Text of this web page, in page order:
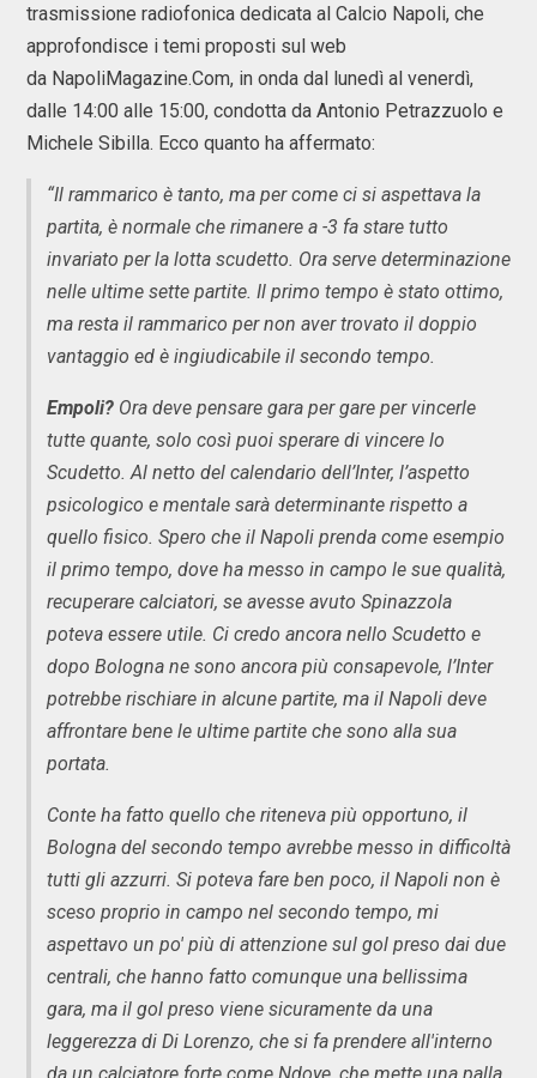
trasmissione radiofonica dedicata al Calcio Napoli, che
approfondisce i temi proposti sul web
da NapoliMagazine.Com, in onda dal lunedì al venerdì,
dalle 14:00 alle 15:00, condotta da Antonio Petrazzuolo e
Michele Sibilla. Ecco quanto ha affermato:
“Il rammarico è tanto, ma per come ci si aspettava la
partita, è normale che rimanere a -3 fa stare tutto
invariato per la lotta scudetto. Ora serve determinazione
nelle ultime sette partite. Il primo tempo è stato ottimo,
ma resta il rammarico per non aver trovato il doppio
vantaggio ed è ingiudicabile il secondo tempo.
Empoli? Ora deve pensare gara per gare per vincerle
tutte quante, solo così puoi sperare di vincere lo
Scudetto. Al netto del calendario dell’Inter, l’aspetto
psicologico e mentale sarà determinante rispetto a
quello fisico. Spero che il Napoli prenda come esempio
il primo tempo, dove ha messo in campo le sue qualità,
recuperare calciatori, se avesse avuto Spinazzola
poteva essere utile. Ci credo ancora nello Scudetto e
dopo Bologna ne sono ancora più consapevole, l’Inter
potrebbe rischiare in alcune partite, ma il Napoli deve
affrontare bene le ultime partite che sono alla sua
portata.
Conte ha fatto quello che riteneva più opportuno, il
Bologna del secondo tempo avrebbe messo in difficoltà
tutti gli azzurri. Si poteva fare ben poco, il Napoli non è
sceso proprio in campo nel secondo tempo, mi
aspettavo un po' più di attenzione sul gol preso dai due
centrali, che hanno fatto comunque una bellissima
gara, ma il gol preso viene sicuramente da una
leggerezza di Di Lorenzo, che si fa prendere all'interno